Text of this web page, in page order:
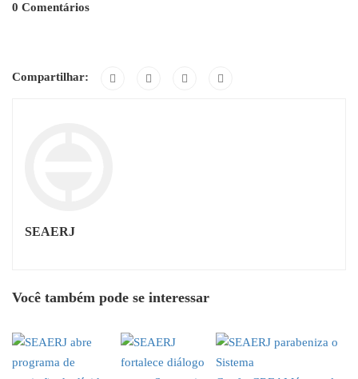
0 Comentários
Compartilhar:
SEAERJ
Você também pode se interessar